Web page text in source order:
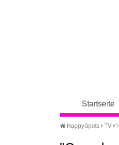
Startseite
HappySpots TV